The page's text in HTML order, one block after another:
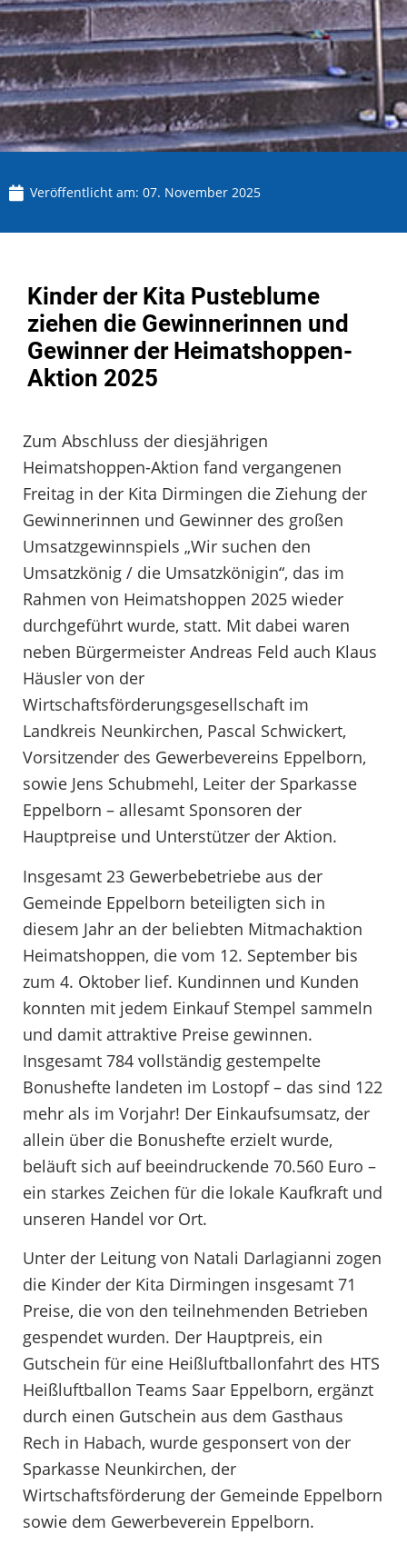
Veröffentlicht am: 07. November 2025
Kinder der Kita Pusteblume
ziehen die Gewinnerinnen und
Gewinner der Heimatshoppen-
Aktion 2025
Zum Abschluss der diesjährigen
Heimatshoppen-Aktion fand vergangenen
Freitag in der Kita Dirmingen die Ziehung der
Gewinnerinnen und Gewinner des großen
Umsatzgewinnspiels „Wir suchen den
Umsatzkönig / die Umsatzkönigin“, das im
Rahmen von Heimatshoppen 2025 wieder
durchgeführt wurde, statt. Mit dabei waren
neben Bürgermeister Andreas Feld auch Klaus
Häusler von der
Wirtschaftsförderungsgesellschaft im
Landkreis Neunkirchen, Pascal Schwickert,
Vorsitzender des Gewerbevereins Eppelborn,
sowie Jens Schubmehl, Leiter der Sparkasse
Eppelborn – allesamt Sponsoren der
Hauptpreise und Unterstützer der Aktion.
Insgesamt 23 Gewerbebetriebe aus der
Gemeinde Eppelborn beteiligten sich in
diesem Jahr an der beliebten Mitmachaktion
Heimatshoppen, die vom 12. September bis
zum 4. Oktober lief. Kundinnen und Kunden
konnten mit jedem Einkauf Stempel sammeln
und damit attraktive Preise gewinnen.
Insgesamt 784 vollständig gestempelte
Bonushefte landeten im Lostopf – das sind 122
mehr als im Vorjahr! Der Einkaufsumsatz, der
allein über die Bonushefte erzielt wurde,
beläuft sich auf beeindruckende 70.560 Euro –
ein starkes Zeichen für die lokale Kaufkraft und
unseren Handel vor Ort.
Unter der Leitung von Natali Darlagianni zogen
die Kinder der Kita Dirmingen insgesamt 71
Preise, die von den teilnehmenden Betrieben
gespendet wurden. Der Hauptpreis, ein
Gutschein für eine Heißluftballonfahrt des HTS
Heißluftballon Teams Saar Eppelborn, ergänzt
durch einen Gutschein aus dem Gasthaus
Rech in Habach, wurde gesponsert von der
Sparkasse Neunkirchen, der
Wirtschaftsförderung der Gemeinde Eppelborn
sowie dem Gewerbeverein Eppelborn.